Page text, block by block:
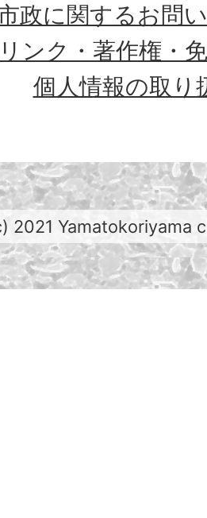
政に関するお問
リンク・著作権・
個人情報の取り
2021 Yamatokoriyama